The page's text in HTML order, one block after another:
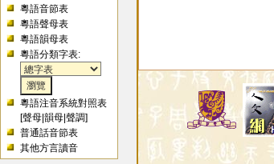
粵語音節表
粵語聲母表
粵語韻母表
粵語分類字表:
粵語注音系統對照表
[聲母 |韻母 |聲調]
普通話音節表
其他方言讀音